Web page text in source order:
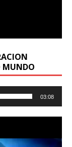
MUNDO
03:08